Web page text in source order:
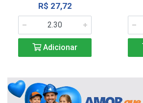
R$ 27,72
Adicionar